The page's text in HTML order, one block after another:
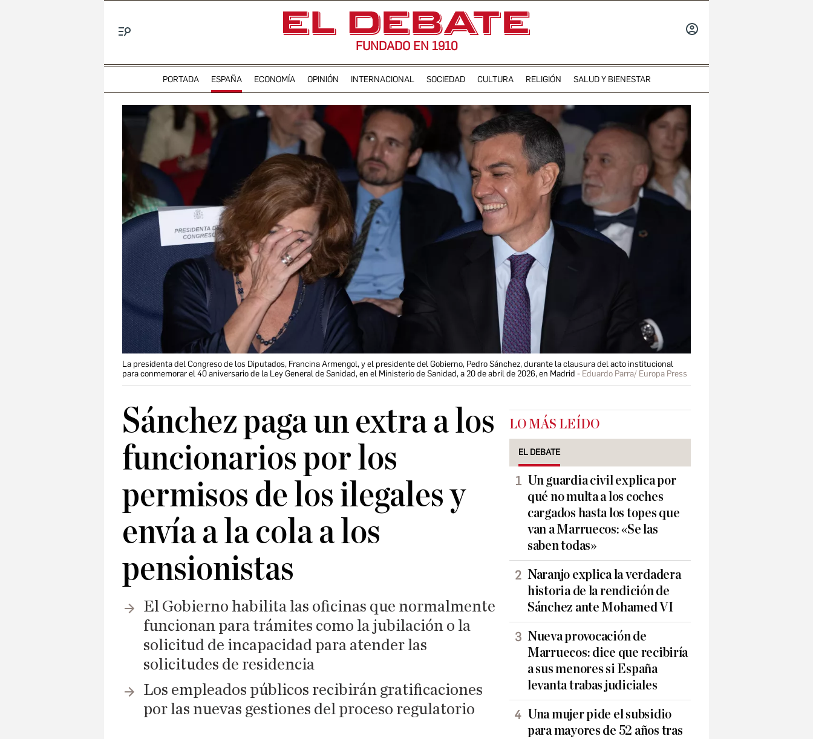
FUNDADO EN 1910
PORTADA ESPAÑA ECONOMÍA OPINIÓN INTERNACIONAL SOCIEDAD CULTURA RELIGIÓN SALUD Y BIENESTAR
La presidenta del Congreso de los Diputados, Francina Armengol, y el presidente del Gobierno, Pedro Sánchez, durante la clausura del acto institucional
para conmemorar el 40 aniversario de la Ley General de Sanidad, en el Ministerio de Sanidad, a 20 de abril de 2026, en Madrid
Eduardo Parra/ Europa Press
Sánchez paga un extra a los
funcionarios por los
permisos de los ilegales y
envía a la cola a los
pensionistas
El Gobierno habilita las oficinas que normalmente
funcionan para trámites como la jubilación o la
solicitud de incapacidad para atender las
solicitudes de residencia
Los empleados públicos recibirán gratificaciones
por las nuevas gestiones del proceso regulatorio
LO MÁS LEÍDO
EL DEBATE
Un guardia civil explica por
qué no multa a los coches
cargados hasta los topes que
van a Marruecos: «Se las
saben todas»
Naranjo explica la verdadera
historia de la rendición de
Sánchez ante Mohamed VI
Nueva provocación de
Marruecos: dice que recibiría
a sus menores si España
levanta trabas judiciales
Una mujer pide el subsidio
para mayores de 52 años tras